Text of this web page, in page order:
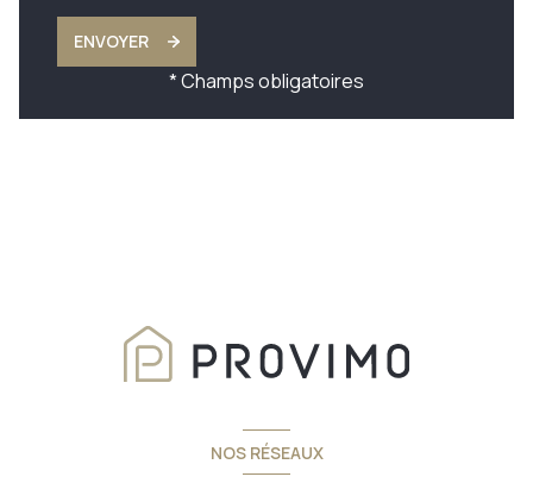
ENVOYER
* Champs obligatoires
NOS RÉSEAUX